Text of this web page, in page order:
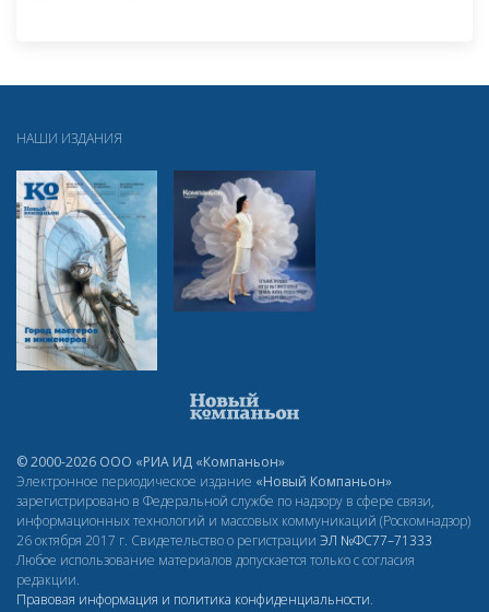
НАШИ ИЗДАНИЯ
© 2000-2026 ООО «РИА ИД «Компаньон»
Электронное периодическое издание «Новый Компаньон»
зарегистрировано в Федеральной службе по надзору в сфере связи,
информационных технологий и массовых коммуникаций (Роскомнадзор)
26 октября 2017 г. Свидетельство о регистрации ЭЛ №ФС77–71333
Любое использование материалов допускается только с согласия
редакции.
Правовая информация и политика конфиденциальности.